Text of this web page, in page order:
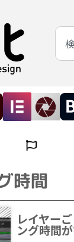
時間
レイヤー
ング時間が